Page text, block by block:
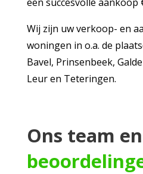
Wij zijn uw verkoop- en
woningen in o.a. de
Bavel, Prinsenbeek,
Leur en Teteringen.
Ons team